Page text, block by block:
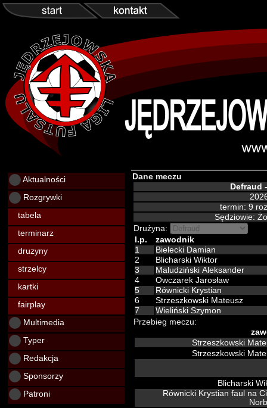
Aktualności
Rozgrywki
tabela
terminarz
druzyny
strzelcy
kartki
fairplay
Multimedia
Typer
Redakcja
Sponsorzy
Patroni
Dane meczu
termin: 9
Sędziowie:
Drużyna:
l.p.
zawodnik
1
Bielecki Damian
2
Blicharski Wiktor
3
Maludziński Aleksander
4
Owczarek Jarosław
5
Równicki Krystian
6
Strzeszkowski Mateusz
7
Wieliński Szymon
Przebieg meczu:
Strzeszkowski
Strzeszkowski
Blicharski
Równicki Krystian faul na